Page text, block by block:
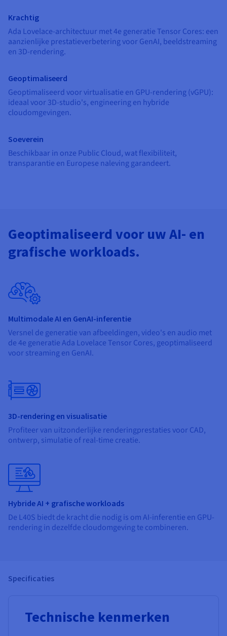
Beschikbaarheid per regio
Documentatie
Roadmap & Changelog
Monitoring
Roadmap & Changelog
Roadmap & Changelog
Roadmap & Changelog
Roadmap & Changelog
Krachtig
Ada Lovelace-architectuur met 4e generatie Tensor Cores: een
aanzienlijke prestatieverbetering voor GenAI, beeldstreaming
en 3D-rendering.
Geoptimaliseerd
Geoptimaliseerd voor virtualisatie en GPU-rendering (vGPU):
ideaal voor 3D-studio's, engineering en hybride
cloudomgevingen.
Soeverein
Beschikbaar in onze Public Cloud, wat flexibiliteit,
transparantie en Europese naleving garandeert.
Geoptimaliseerd voor uw AI- en
grafische workloads.
Multimodale AI en GenAI-inferentie
Versnel de generatie van afbeeldingen, video's en audio met
de 4e generatie Ada Lovelace Tensor Cores, geoptimaliseerd
voor streaming en GenAI.
3D-rendering en visualisatie
Profiteer van uitzonderlijke renderingprestaties voor CAD,
ontwerp, simulatie of real-time creatie.
Hybride AI + grafische workloads
De L40S biedt de kracht die nodig is om AI-inferentie en GPU-
rendering in dezelfde cloudomgeving te combineren.
Specificaties
Technische kenmerken